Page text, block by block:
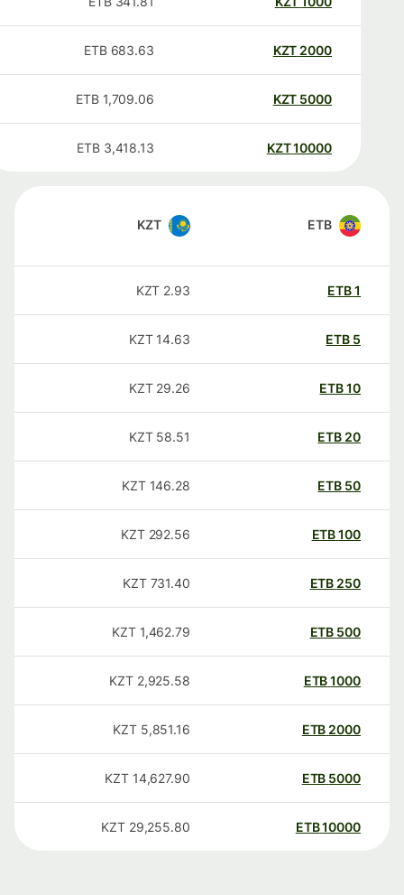
2000
KZT
683.63
ETB
5000
KZT
1,709.06
ETB
10000
KZT
3,418.13
ETB
ETB
KZT
ETB
2.93
KZT
ETB
14.63
KZT
ETB
29.26
KZT
20
ETB
58.51
KZT
50
ETB
146.28
KZT
100
ETB
292.56
KZT
250
ETB
731.40
KZT
500
ETB
1,462.79
KZT
1000
ETB
2,925.58
KZT
2000
ETB
5,851.16
KZT
5000
ETB
14,627.90
KZT
10000
ETB
29,255.80
KZT